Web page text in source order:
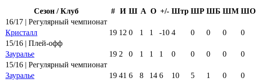
Сезон / Клуб # И Ш А О +/- Штр ШР ШБ ШМ ШО
16/17 | Регулярный чемпионат
Кристалл
19 12 0 1 1 -10 4 0 0 0 0
15/16 | Плей-офф
Зауралье
19 2 0 1 1 1 0 0 0 0 0
15/16 | Регулярный чемпионат
Зауралье
19 41 6 8 14 6 10 5 1 0 0